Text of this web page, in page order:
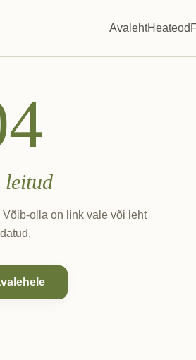
AvalehtHeateod
leitud
olla on link vale või leht